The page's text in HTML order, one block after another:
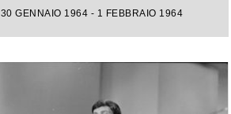
30 GENNAIO 1964 - 1 FEBBRAIO 1964